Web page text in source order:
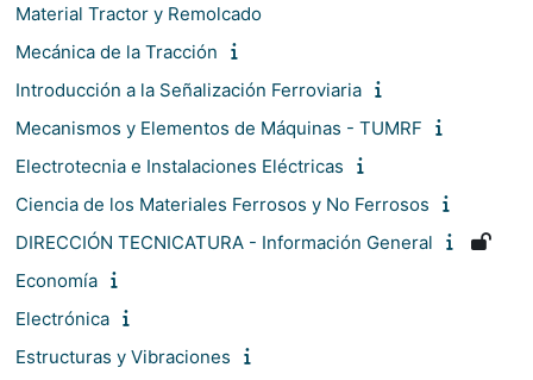
Material Tractor y Remolcado
Mecánica de la Tracción
Introducción a la Señalización Ferroviaria
Mecanismos y Elementos de Máquinas - TUMRF
Electrotecnia e Instalaciones Eléctricas
Ciencia de los Materiales Ferrosos y No Ferrosos
DIRECCIÓN TECNICATURA - Información General
Economía
Electrónica
Estructuras y Vibraciones